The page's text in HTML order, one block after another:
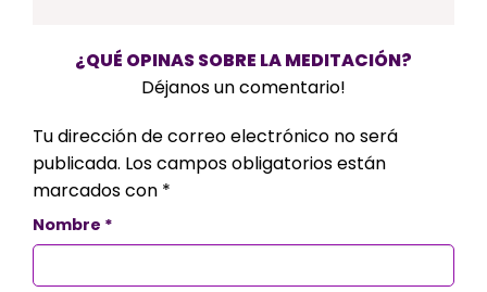
¿QUÉ OPINAS SOBRE LA MEDITACIÓN?
Déjanos un comentario!
Tu dirección de correo electrónico no será
publicada. Los campos obligatorios están
marcados con *
Nombre *